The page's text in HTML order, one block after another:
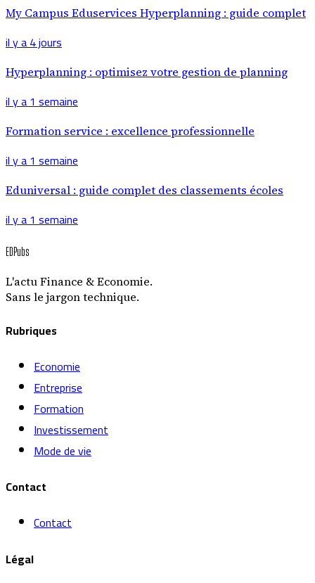
My Campus Eduservices Hyperplanning : guide complet
il y a 4 jours
Hyperplanning : optimisez votre gestion de planning
il y a 1 semaine
Formation service : excellence professionnelle
il y a 1 semaine
Eduniversal : guide complet des classements écoles
il y a 1 semaine
EDPubs
L'actu Finance & Economie.
Sans le jargon technique.
Rubriques
Economie
Entreprise
Formation
Investissement
Mode de vie
Contact
Contact
Légal